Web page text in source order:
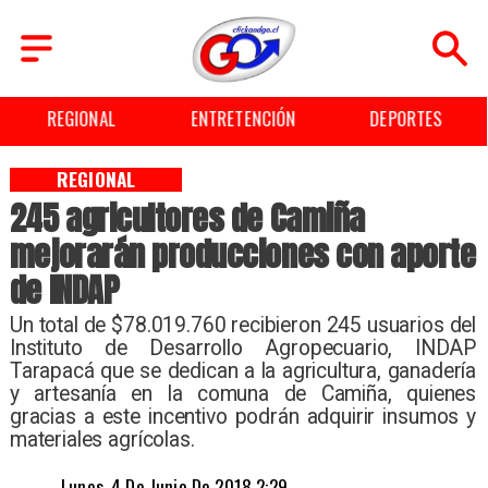
ENTRETENCIÓN DEPORTES CULTURA
245 agricultores de Camiña
mejorarán producciones con aporte
de INDAP
Un total de $78.019.760 recibieron 245 usuarios del
Instituto de Desarrollo Agropecuario, INDAP
Tarapacá que se dedican a la agricultura, ganadería
y artesanía en la comuna de Camiña, quienes
gracias a este incentivo podrán adquirir insumos y
materiales agrícolas.
REGIONAL